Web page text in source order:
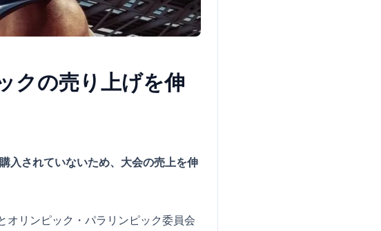
クの売り上げを伸
入されていないため、大会の売上を伸
リンピック・パラリンピック委員会